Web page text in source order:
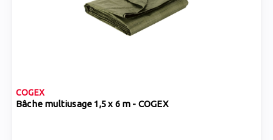
COGEX
Bâche multiusage 1,5 x 6 m - COGEX